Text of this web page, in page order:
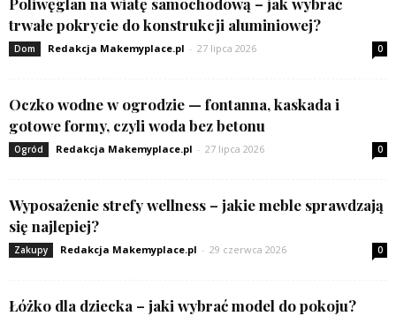
trwałe pokrycie do konstrukcji aluminiowej?
Dom Redakcja Makemyplace.pl - 27 lipca 2026 0
Oczko wodne w ogrodzie — fontanna, kaskada i
gotowe formy, czyli woda bez betonu
Ogród Redakcja Makemyplace.pl - 27 lipca 2026 0
Wyposażenie strefy wellness – jakie meble sprawdzają
się najlepiej?
Zakupy Redakcja Makemyplace.pl - 29 czerwca 2026 0
Łóżko dla dziecka – jaki wybrać model do pokoju?